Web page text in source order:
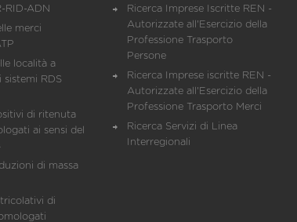
RID-ADN
merci
località a
sistemi RDS
di ritenuta
ai sensi del
di massa
di
Ricerca Imprese Iscritte REN -
Autorizzate all'Esercizio della
Professione Trasporto
Persone
Ricerca Imprese iscritte REN -
Autorizzate all'Esercizio della
Professione Trasporto Merci
Ricerca Servizi di Linea
Interregionali